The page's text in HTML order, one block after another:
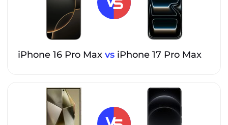
iPhone 16 Pro Max vs iPhone 17 Pro Max